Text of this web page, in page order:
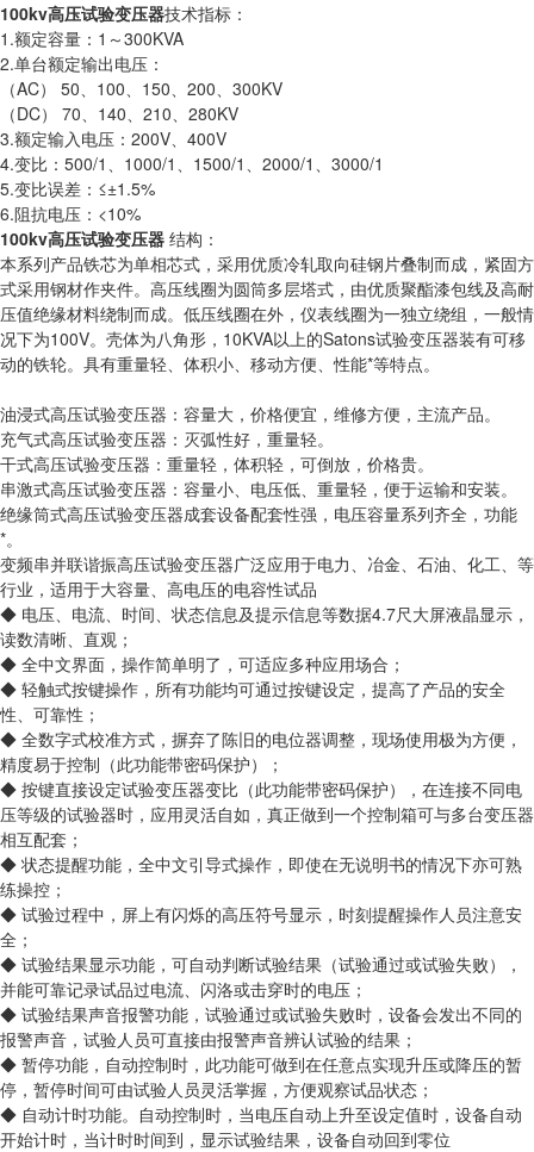
100kv高压试验变压器技术指标：
1.额定容量：1～300KVA
2.单台额定输出电压：
（AC） 50、100、150、200、300KV
（DC） 70、140、210、280KV
3.额定输入电压：200V、400V
4.变比：500/1、1000/1、1500/1、2000/1、3000/1
5.变比误差：≤±1.5%
6.阻抗电压：<10%
100kv高压试验变压器 结构：
本系列产品铁芯为单相芯式，采用优质冷轧取向硅钢片叠制而成，紧固方
式采用钢材作夹件。高压线圈为圆筒多层塔式，由优质聚酯漆包线及高耐
压值绝缘材料绕制而成。低压线圈在外，仪表线圈为一独立绕组，一般情
况下为100V。壳体为八角形，10KVA以上的Satons试验变压器装有可移
动的铁轮。具有重量轻、体积小、移动方便、性能*等特点。
油浸式高压试验变压器：容量大，价格便宜，维修方便，主流产品。
充气式高压试验变压器：灭弧性好，重量轻。
干式高压试验变压器：重量轻，体积轻，可倒放，价格贵。
串激式高压试验变压器：容量小、电压低、重量轻，便于运输和安装。
绝缘筒式高压试验变压器成套设备配套性强，电压容量系列齐全，功能
*。
变频串并联谐振高压试验变压器广泛应用于电力、冶金、石油、化工、等
行业，适用于大容量、高电压的电容性试品
◆ 电压、电流、时间、状态信息及提示信息等数据4.7尺大屏液晶显示，
读数清晰、直观；
◆ 全中文界面，操作简单明了，可适应多种应用场合；
◆ 轻触式按键操作，所有功能均可通过按键设定，提高了产品的安全
性、可靠性；
◆ 全数字式校准方式，摒弃了陈旧的电位器调整，现场使用极为方便，
精度易于控制（此功能带密码保护）；
◆ 按键直接设定试验变压器变比（此功能带密码保护），在连接不同电
压等级的试验器时，应用灵活自如，真正做到一个控制箱可与多台变压器
相互配套；
◆ 状态提醒功能，全中文引导式操作，即使在无说明书的情况下亦可熟
练操控；
◆ 试验过程中，屏上有闪烁的高压符号显示，时刻提醒操作人员注意安
全；
◆ 试验结果显示功能，可自动判断试验结果（试验通过或试验失败），
并能可靠记录试品过电流、闪洛或击穿时的电压；
◆ 试验结果声音报警功能，试验通过或试验失败时，设备会发出不同的
报警声音，试验人员可直接由报警声音辨认试验的结果；
◆ 暂停功能，自动控制时，此功能可做到在任意点实现升压或降压的暂
停，暂停时间可由试验人员灵活掌握，方便观察试品状态；
◆ 自动计时功能。自动控制时，当电压自动上升至设定值时，设备自动
开始计时，当计时时间到，显示试验结果，设备自动回到零位